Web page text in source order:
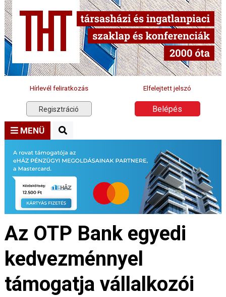
Hírlevél feliratkozás Elfelejtett jelszó
Regisztráció Belépés
MENÜ
Az OTP Bank egyedi
kedvezménnyel
támogatja vállalkozói